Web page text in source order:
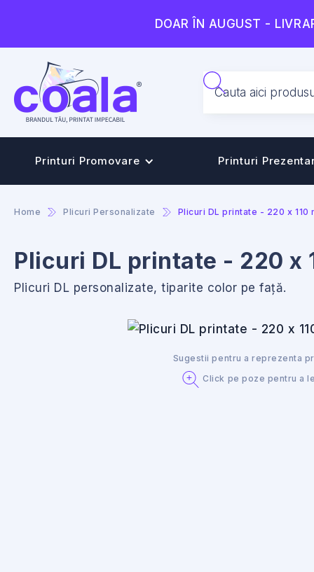
DOAR ÎN AUGUST -
Printuri Promovare Printuri
Home Plicuri Personalizate Plicuri DL printate - 220 x 110
Plicuri DL printate - 220 x
Plicuri DL personalizate, tiparite color pe față.
Sugestii pentru a reprezenta
Click pe poze pentru a